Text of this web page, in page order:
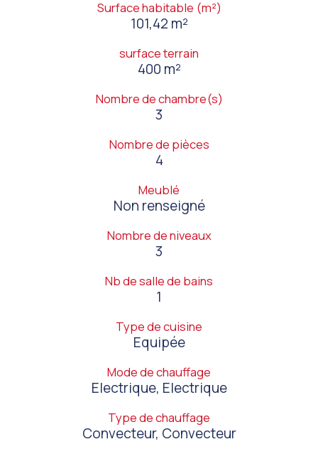
Surface habitable (m²)
101,42 m²
surface terrain
400 m²
Nombre de chambre(s)
3
Nombre de pièces
4
Meublé
Non renseigné
Nombre de niveaux
3
Nb de salle de bains
1
Type de cuisine
Equipée
Mode de chauffage
Electrique, Electrique
Type de chauffage
Convecteur, Convecteur